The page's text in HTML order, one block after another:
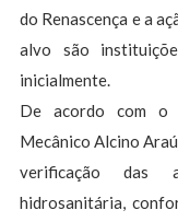
do Renascença e a
alvo são
inicialmente.
De acordo com o
Mecânico Alcino
verificação das
hidrosanitária,